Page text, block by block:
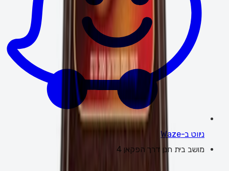
ניווט ב-Waze
מושב בית חנן דרך הפקאן 4